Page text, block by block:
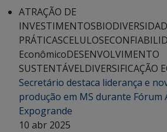
ATRAÇÃO DE
INVESTIMENTOS
PRÁTICASCELULOSE
EconômicoDESENVOLVIMENTO
SUSTENTÁVELDIVERSIFICAÇÃO
Secretário destaca liderança e
produção em MS durante Fórum
Expogrande
10 abr 2025